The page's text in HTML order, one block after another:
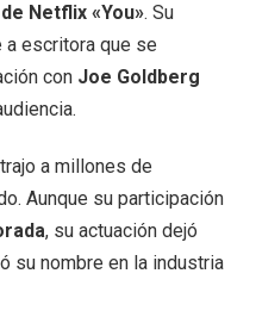
Netflix «You». Su
a escritora que se
con Joe Goldberg
a millones de
Aunque su participación
, su actuación dejó
su nombre en la industria